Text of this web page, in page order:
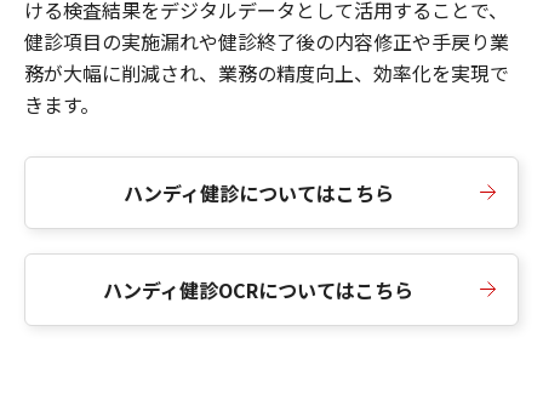
ける検査結果をデジタルデータとして活用することで、
健診項目の実施漏れや健診終了後の内容修正や手戻り業
務が大幅に削減され、業務の精度向上、効率化を実現で
きます。
ハンディ健診についてはこちら
ハンディ健診OCRについてはこちら